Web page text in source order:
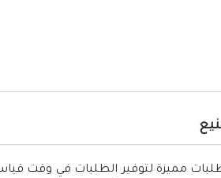
مميزة لتوفير الطلبات في وقت